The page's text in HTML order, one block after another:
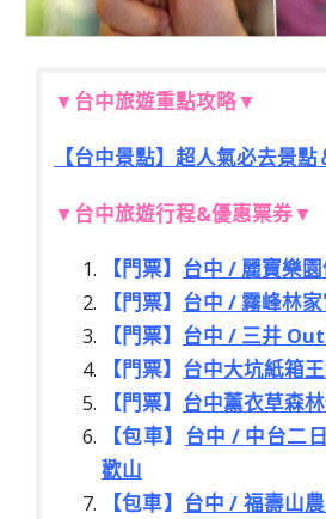
▼台中旅遊重點攻略▼
【台中景點】超人氣必去景
▼台中旅遊行程&優惠票券▼
【門票】 台中 / 麗寶樂
【門票】 台中 / 霧峰林
【門票】 台中 / 三井
【門票】 台中大坑紙箱
【門票】 台中薰衣草森
【包車】 台中 / 中台二
歡山
【包車】 台中 / 福壽山